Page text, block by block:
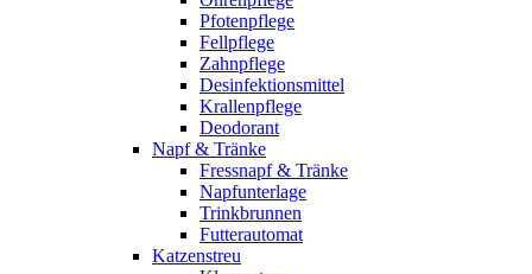
Pfotenpflege
Fellpflege
Zahnpflege
Desinfektionsmittel
Krallenpflege
Deodorant
Napf & Tränke
Fressnapf & Tränke
Napfunterlage
Trinkbrunnen
Futterautomat
Katzenstreu